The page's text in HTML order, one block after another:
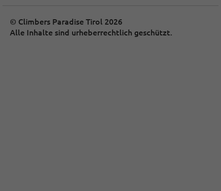
© Climbers Paradise Tirol 2026
Alle Inhalte sind urheberrechtlich geschützt.